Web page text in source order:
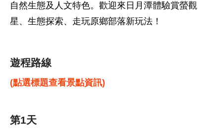
自然生態及人文特色。歡迎來日月潭體驗賞螢觀
星、生態探索、走玩原鄉部落新玩法！
遊程路線
(點選標題查看景點資訊)
第1天